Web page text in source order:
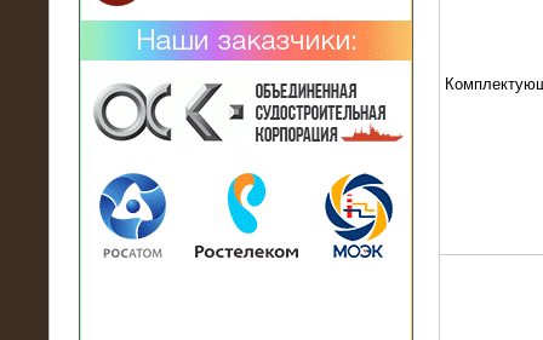
02.02.2019
Нагрузочный комплекс 26 МВт (10
кВ) поставлен в аренду на